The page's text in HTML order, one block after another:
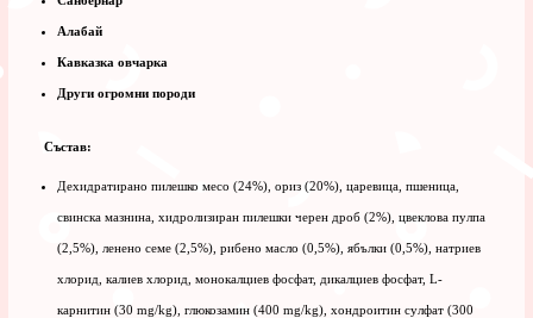
Алабай
Кавказка овчарка
Други огромни породи
Състав:
Дехидратирано пилешко месо (24%), ориз (20%), царевица, пшеница,
свинска мазнина, хидролизиран пилешки черен дроб (2%), цвеклова пулпа
(2,5%), ленено семе (2,5%), рибено масло (0,5%), ябълки (0,5%), натриев
хлорид, калиев хлорид, монокалциев фосфат, дикалциев фосфат, L-
карнитин (30 mg/kg), глюкозамин (400 mg/kg), хондроитин сулфат (300